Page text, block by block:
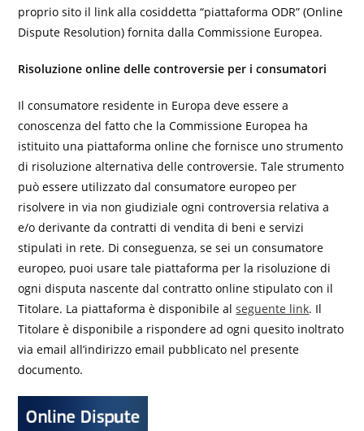
proprio sito il link alla cosiddetta “piattaforma ODR” (Online
Dispute Resolution) fornita dalla Commissione Europea.
Risoluzione online delle controversie per i consumatori
Il consumatore residente in Europa deve essere a
conoscenza del fatto che la Commissione Europea ha
istituito una piattaforma online che fornisce uno strumento
di risoluzione alternativa delle controversie. Tale strumento
può essere utilizzato dal consumatore europeo per
risolvere in via non giudiziale ogni controversia relativa a
e/o derivante da contratti di vendita di beni e servizi
stipulati in rete. Di conseguenza, se sei un consumatore
europeo, puoi usare tale piattaforma per la risoluzione di
ogni disputa nascente dal contratto online stipulato con il
Titolare. La piattaforma è disponibile alseguente link. Il
Titolare è disponibile a rispondere ad ogni quesito inoltrato
via email all’indirizzo email pubblicato nel presente
documento.